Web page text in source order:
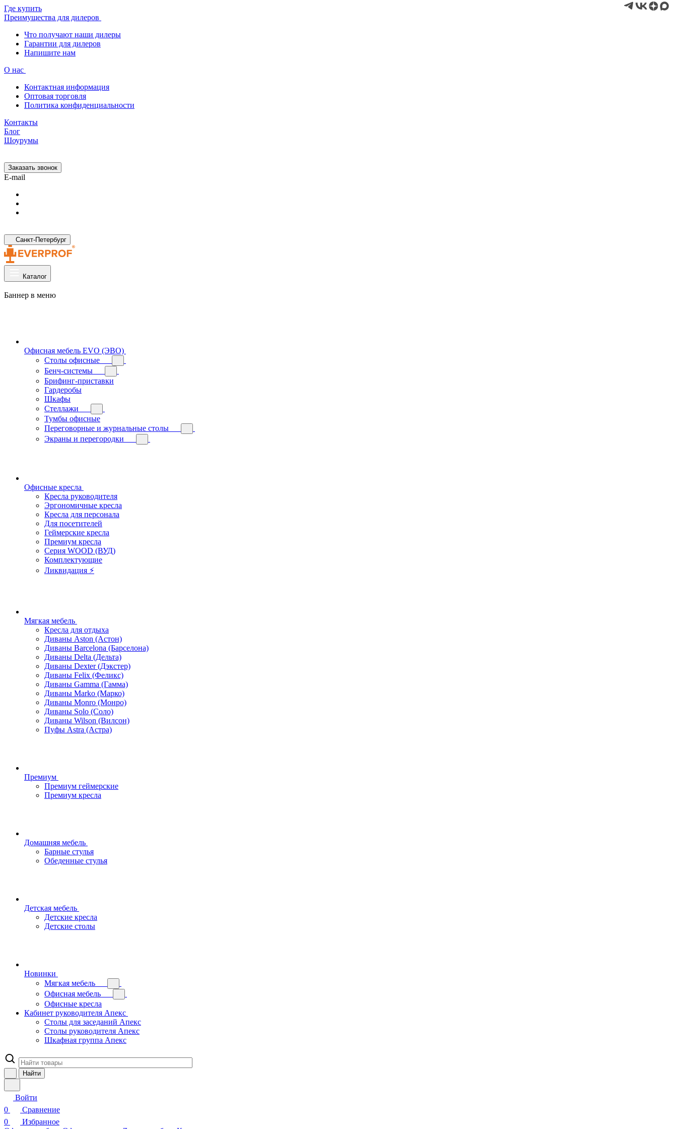
Где купить
Преимущества для дилеров
Что получают наши дилеры
Гарантии для дилеров
Напишите нам
О нас
Контактная информация
Оптовая торговля
Политика конфиденциальности
Контакты
Блог
Шоурумы
Заказать звонок
E-mail
Санкт-Петербург
Каталог
Баннер в меню
Офисная мебель EVO (ЭВО)
Cтолы офисные
Бенч-системы
Брифинг-приставки
Гардеробы
Шкафы
Стеллажи
Тумбы офисные
Переговорные и журнальные столы
Экраны и перегородки
Офисные кресла
Кресла руководителя
Эргономичные кресла
Кресла для персонала
Для посетителей
Геймерские кресла
Премиум кресла
Серия WOOD (ВУД)
Комплектующие
Ликвидация ⚡
Мягкая мебель
Кресла для отдыха
Диваны Aston (Астон)
Диваны Barcelona (Барселона)
Диваны Delta (Дельта)
Диваны Dexter (Дэкстер)
Диваны Felix (Феликс)
Диваны Gamma (Гамма)
Диваны Marko (Марко)
Диваны Monro (Монро)
Диваны Solo (Соло)
Диваны Wilson (Вилсон)
Пуфы Astra (Астра)
Премиум
Премиум геймерские
Премиум кресла
Домашняя мебель
Барные стулья
Обеденные стулья
Детская мебель
Детские кресла
Детские столы
Новинки
Мягкая мебель
Офисная мебель
Офисные кресла
Кабинет руководителя Апекс
Столы для заседаний Апекс
Столы руководителя Апекс
Шкафная группа Апекс
Найти
Войти
0
Сравнение
0
Избранное